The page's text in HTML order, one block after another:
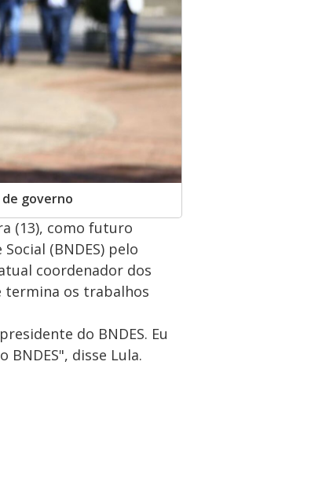
de governo
(13), como futuro
(BNDES) pelo
coordenador dos
termina os trabalhos
do BNDES. Eu
disse Lula.